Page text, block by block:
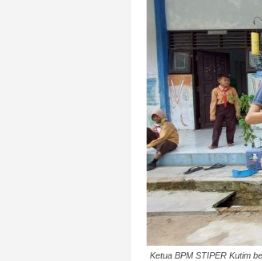
Ketua BPM STIPER Kutim